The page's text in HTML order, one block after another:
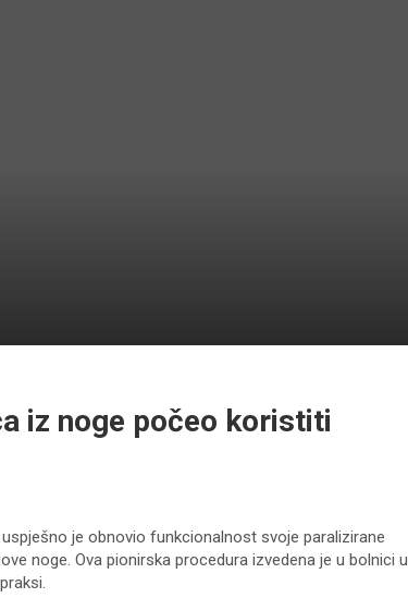
iz noge počeo koristiti
je obnovio funkcionalnost svoje paralizirane
noge. Ova pionirska procedura izvedena je u bolnici u